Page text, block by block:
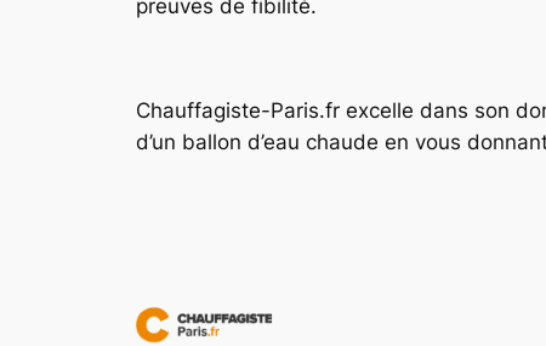
preuves de fibilité.
Chauffagiste-Paris.fr excelle dans son
d’un ballon d’eau chaude en vous